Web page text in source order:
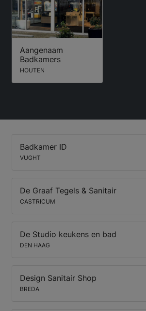
Aangenaam
Badkamers
HOUTEN
Badkamer ID
VUGHT
De Graaf Tegels & Sanitair
CASTRICUM
De Studio keukens en bad
DEN HAAG
Design Sanitair Shop
BREDA